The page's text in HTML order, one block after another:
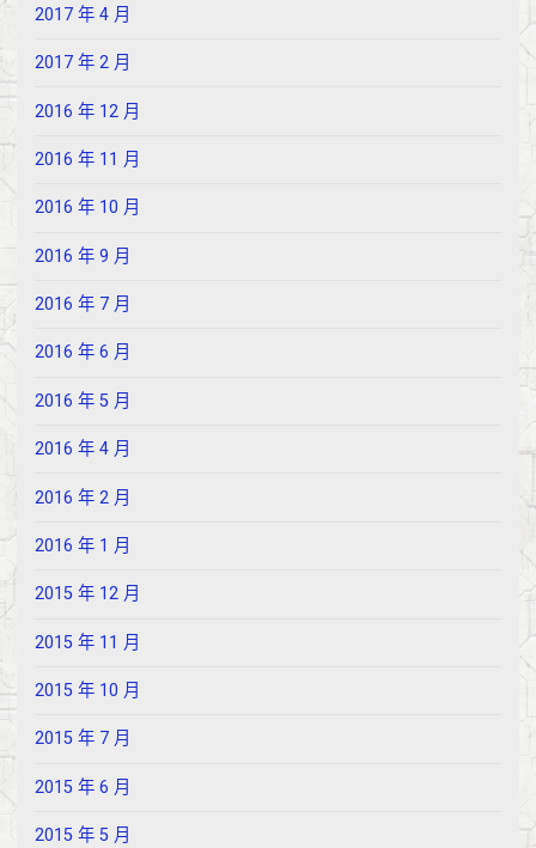
2017 年 4 月
2017 年 2 月
2016 年 12 月
2016 年 11 月
2016 年 10 月
2016 年 9 月
2016 年 7 月
2016 年 6 月
2016 年 5 月
2016 年 4 月
2016 年 2 月
2016 年 1 月
2015 年 12 月
2015 年 11 月
2015 年 10 月
2015 年 7 月
2015 年 6 月
2015 年 5 月